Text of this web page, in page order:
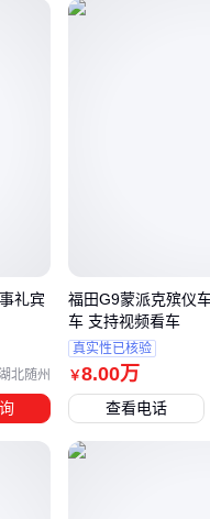
与乘员区的空气隔离。
超过30℃的地区应考虑双
需要更高底盘通过性，城
区要求配备可开合观瞻窗
城市已开始试点新能源
面表现突出，但续航能
北随州
礼宾
￥8.00万
福田G9蒙派克殡仪
车 支持视频看车
真实性已核验
查看电话